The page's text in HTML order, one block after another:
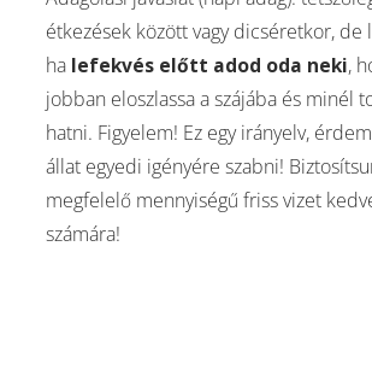
étkezések között vagy dicséretkor, de
ha lefekvés előtt adod oda neki,
jobban eloszlassa a szájába és minél
hatni. Figyelem! Ez egy irányelv,
állat egyedi igényére szabni!
megfelelő mennyiségű friss vizet
számára!